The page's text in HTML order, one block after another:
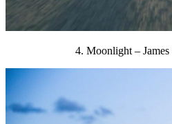
4. Moonlight –